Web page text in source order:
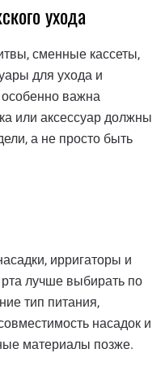
ухода
сменные кассеты,
для ухода и
важна
или аксессуар должны
а не просто быть
ирригаторы и
лучше выбирать по
тип питания,
насадок и
материалы позже.